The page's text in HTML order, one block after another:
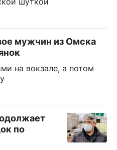
мужчин из Омска
на вокзале, а потом
по